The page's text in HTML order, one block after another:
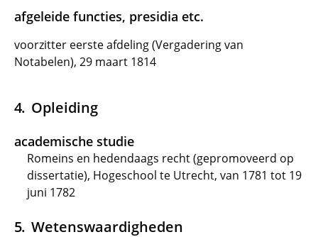
afgeleide functies, presidia etc.
voorzitter eerste afdeling (Vergadering van
Notabelen), 29 maart 1814
Opleiding
academische studie
Romeins en hedendaags recht (gepromoveerd op
dissertatie), Hogeschool te Utrecht, van 1781 tot 19
juni 1782
Wetenswaardigheden